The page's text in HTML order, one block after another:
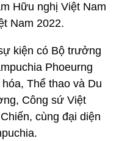
Hữu nghị Việt Nam
Nam 2022.
kiện có Bộ trưởng
Phoeurng
Thể thao và Du
Công sứ Việt
cùng đại diện